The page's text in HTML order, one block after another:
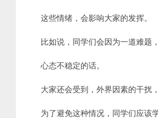
这些情绪，会影响大家的发挥。
比如说，同学们会因为一道难题
心态不稳定的话。
大家还会受到，外界因素的干扰
为了避免这种情况，同学们应该